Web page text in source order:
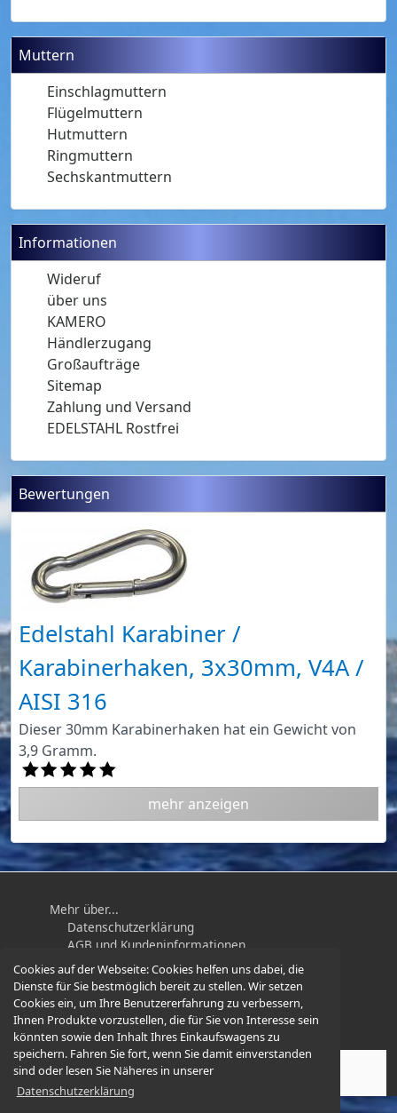
Cookies auf der Webseite:Cookies helfen uns dabei, die
Dienste für Sie bestmöglich bereit zu stellen. Wir setzen
Cookies ein, um Ihre Benutzererfahrung zu verbessern,
Ihnen Produkte vorzustellen, die für Sie von Interesse sein
könnten sowie den Inhalt Ihres Einkaufswagens zu
speichern. Fahren Sie fort, wenn Sie damit einverstanden
sind oder lesen Sie Näheres in unserer
Datenschutzerklärung
Muttern
Einschlagmuttern
Flügelmuttern
Hutmuttern
Ringmuttern
Sechskantmuttern
Informationen
Wideruf
über uns
KAMERO
Händlerzugang
Großaufträge
Sitemap
Zahlung und Versand
EDELSTAHL Rostfrei
Bewertungen
Edelstahl Karabiner /
Karabinerhaken, 3x30mm, V4A /
AISI 316
Dieser 30mm Karabinerhaken hat ein Gewicht von
3,9 Gramm.
mehr anzeigen
Mehr über...
Datenschutzerklärung
AGB und Kundeninformationen
Impressum
Widerrufsbelehrung / Muster-
Widerrufsformular
© 2026 -
Karabiner-und-Mehr.de